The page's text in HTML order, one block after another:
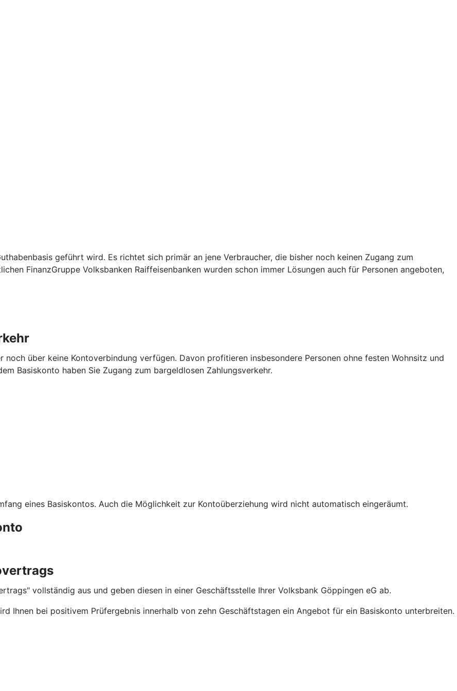
geführt wird. Es richtet sich primär an jene Verbraucher, die bisher noch keinen Zugang zum
FinanzGruppe Volksbanken Raiffeisenbanken wurden schon immer Lösungen auch für Personen angeboten,
über keine Kontoverbindung verfügen. Davon profitieren insbesondere Personen ohne festen Wohnsitz und
Basiskonto haben Sie Zugang zum bargeldlosen Zahlungsverkehr.
eines Basiskontos. Auch die Möglichkeit zur Kontoüberziehung wird nicht automatisch eingeräumt.
vollständig aus und geben diesen in einer Geschäftsstelle Ihrer Volksbank Göppingen eG ab.
Ihnen bei positivem Prüfergebnis innerhalb von zehn Geschäftstagen ein Angebot für ein Basiskonto unterbreiten.